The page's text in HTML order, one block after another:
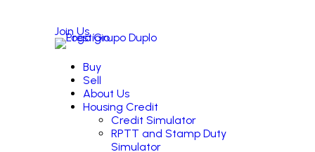
Join Us
Buy
Sell
About Us
Housing Credit
Credit Simulator
RPTT and Stamp Duty
Simulator